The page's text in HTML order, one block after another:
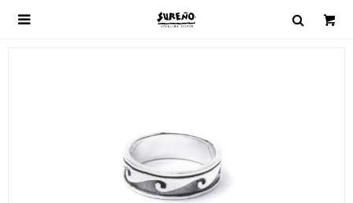
